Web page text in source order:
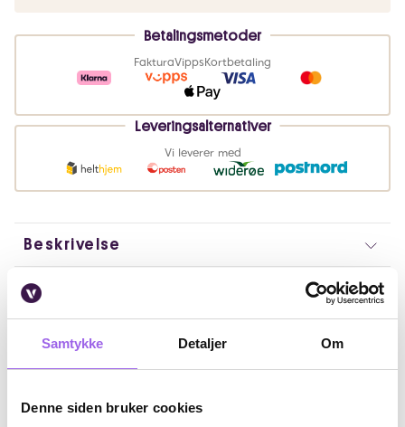
Samtykke Detaljer Om
Denne siden bruker cookies
Betalingsmetoder
FakturaVippsKortbetaling
Leveringsalternativer
Vi leverer med
Beskrivelse
Bruk
Ingredienser
Artikkelnummer: 370281